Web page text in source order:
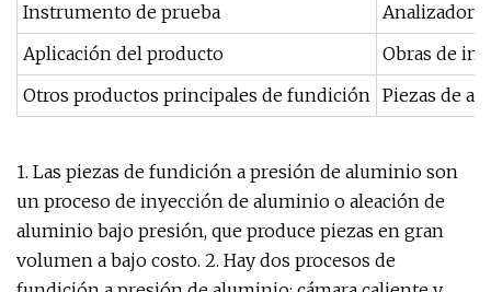
Instrumento de prueba
Analizador
Aplicación del producto
Obras de
Otros productos principales de fundición Piezas de
1. Las piezas de fundición a presión de aluminio son
un proceso de inyección de aluminio o aleación de
aluminio bajo presión, que produce piezas en gran
volumen a bajo costo. 2. Hay dos procesos de